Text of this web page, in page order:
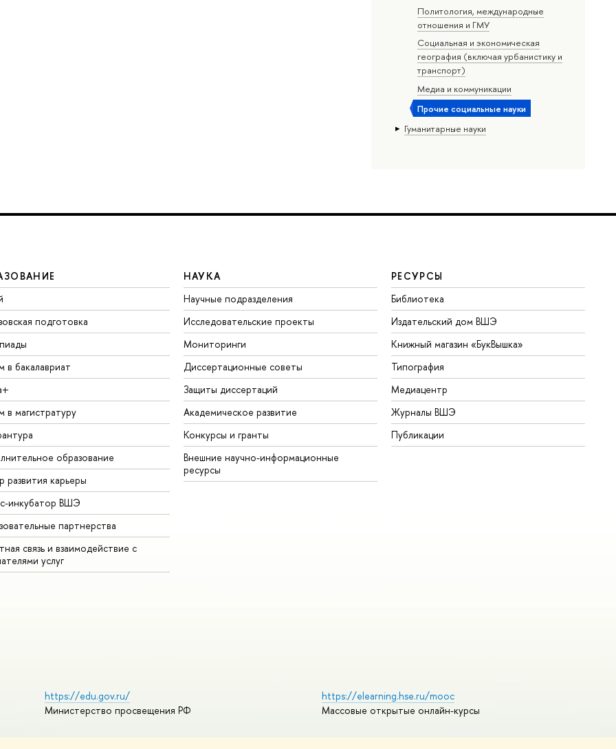
Политология, международные
отношения и ГМУ
Социальная и экономическая
география (включая урбанистику и
транспорт)
Медиа и коммуникации
Прочие социальные науки
Гуманитарные науки
подготовка
в бакалавриат
в магистратуру
образование
развития карьеры
инкубатор ВШЭ
партнерства
связь и взаимодействие с
услуг
НАУКА
Научные подразделения
Исследовательские проекты
Мониторинги
Диссертационные советы
Защиты диссертаций
Академическое развитие
Конкурсы и гранты
Внешние научно-информационные
ресурсы
РЕСУРСЫ
Библиотека
Издательский дом ВШЭ
Книжный магазин «БукВышка»
Типография
Медиацентр
Журналы ВШЭ
Публикации
https://edu.gov.ru/
Министерство просвещения РФ
https://elearning.hse.ru/mooc
Массовые открытые онлайн-курсы